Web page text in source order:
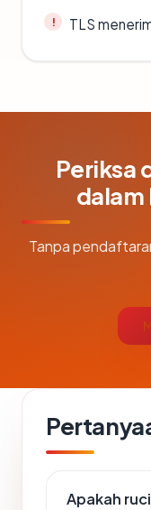
TLS
Periksa
Tanpa
Apakah